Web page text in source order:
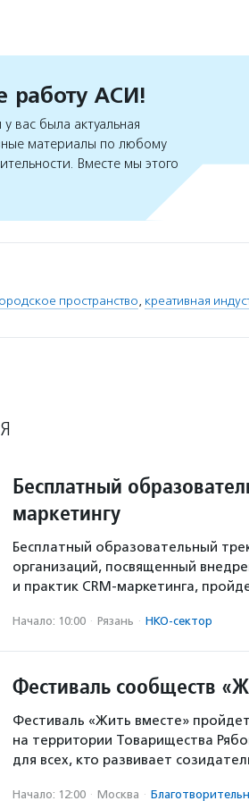
работу АСИ!
вас была актуальная
материалы по любому
Вместе мы этого
пространство, креативная
Бесплатный
маркетингу
Бесплатный образовательный
организаций, посвященный
и практик CRM-маркетинга,
Начало: 10:00 · Рязань · НКО-сектор
Фестиваль сообществ
Фестиваль «Жить вместе»
на территории Товарищества
для всех, кто развивает
Начало: 12:00 · Москва ·